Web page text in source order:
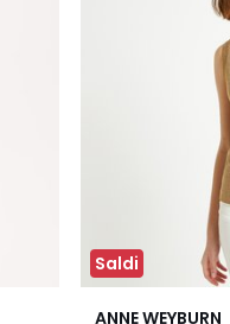
Saldi
ANNE WEYBURN
4,7